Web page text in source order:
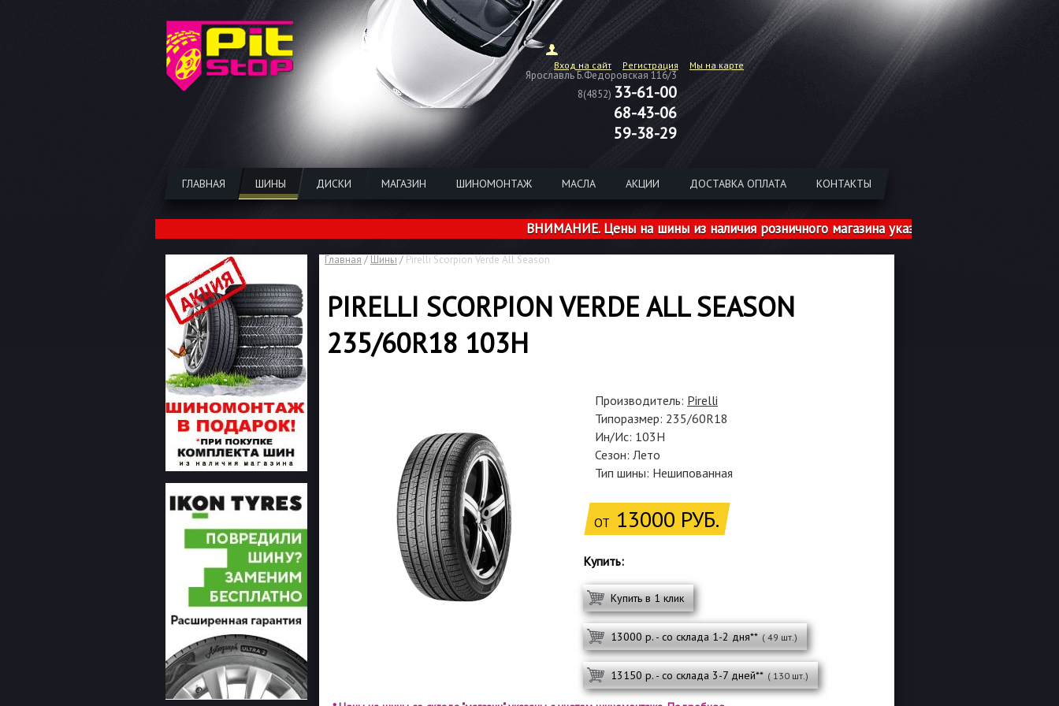
Вход на сайт Регистрация Мы на карте
Ярославль Б.Федоровская 116/3
8(4852) 33-61-00
68-43-06
59-38-29
ГЛАВНАЯ ШИНЫ ДИСКИ МАГАЗИН ШИНОМОНТАЖ МАСЛА АКЦИИ ДОСТАВКА ОПЛАТА КОНТАКТЫ
ВНИМАНИЕ. Цены на шины из наличия розничного магазина указаны с учетом шиномонтажа!
Главная / Шины / Pirelli Scorpion Verde All Season
PIRELLI SCORPION VERDE ALL SEASON
235/60R18 103H
Производитель: Pirelli
Типоразмер: 235/60R18
Ин/Ис: 103H
Сезон: Лето
Тип шины: Нешипованная
ОТ 13000 РУБ.
Купить:
Купить в 1 клик
13000 р. - со склада 1-2 дня** ( 49 шт.)
13150 р. - со склада 3-7 дней** ( 130 шт.)